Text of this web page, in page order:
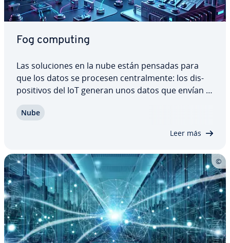
Fog computing
Las so­lu­cio­nes en la nube están pensadas para
que los datos se procesen ce­n­tra­l­me­n­te: los di­s­
po­si­ti­vos del IoT generan unos datos que envían a
respuesta. En las grandes in­frae­s­tru­c­tu­ras esto
Nube
Leer más